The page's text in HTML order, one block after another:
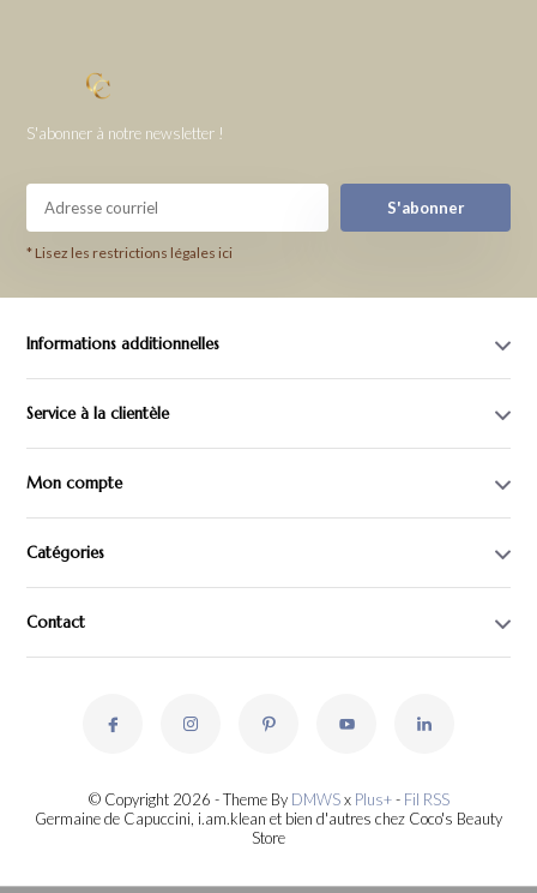
S'abonner à notre newsletter !
S'abonner
* Lisez les restrictions légales ici
Informations additionnelles
Service à la clientèle
Mon compte
Catégories
Contact
© Copyright 2026 - Theme By DMWSx Plus+- Fil RSS
Germaine de Capuccini, i.am.klean et bien d'autres chez Coco's Beauty
Store